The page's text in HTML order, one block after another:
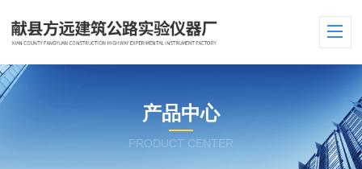
产品中心
PRODUCT CENTER